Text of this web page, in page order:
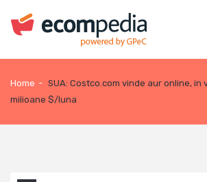
Home - SUA: Costco.com vinde aur online, in
milioane $/luna